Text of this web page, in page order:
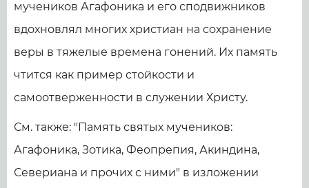
мучеников Агафоника и его сподвижников
вдохновлял многих христиан на сохранение
веры в тяжелые времена гонений. Их память
чтится как пример стойкости и
самоотверженности в служении Христу.
См. также: "Память святых мучеников:
Агафоника, Зотика, Феопрепия, Акиндина,
Севериана и прочих с ними" в изложении